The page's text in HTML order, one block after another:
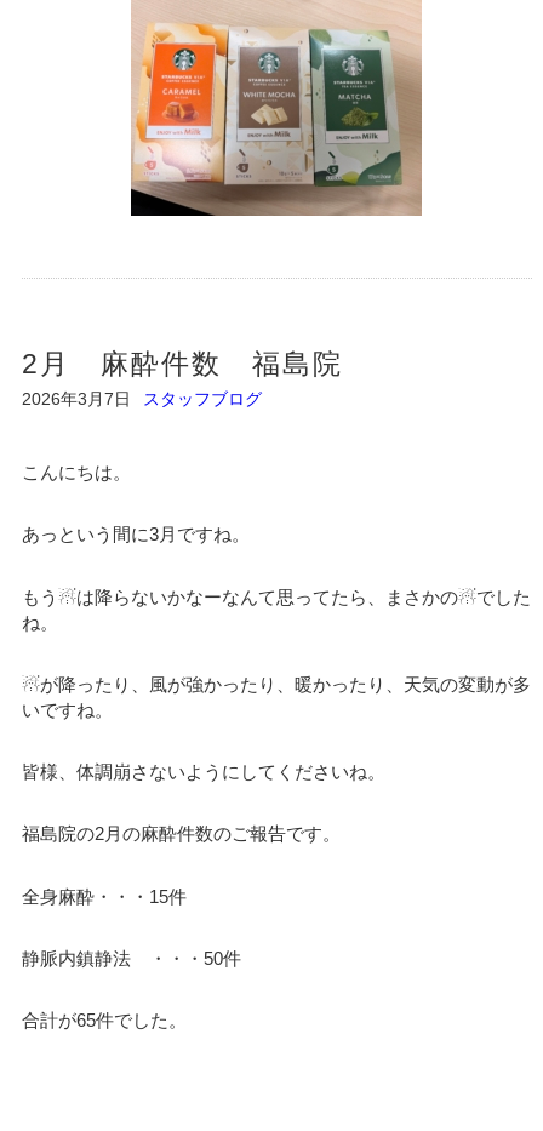
2月 麻酔件数 福島院
2026年3月7日 スタッフブログ
こんにちは。
あっという間に3月ですね。
もう☃は降らないかなーなんて思ってたら、まさかの☃でした
ね。
☃が降ったり、風が強かったり、暖かったり、天気の変動が多
いですね。
皆様、体調崩さないようにしてくださいね。
福島院の2月の麻酔件数のご報告です。
全身麻酔・・・15件
静脈内鎮静法 ・・・50件
合計が65件でした。